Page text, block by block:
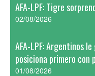
AFA-LPF: Tigre
02/08/2026
AFA-LPF: Argentinos
posiciona primero con
01/08/2026